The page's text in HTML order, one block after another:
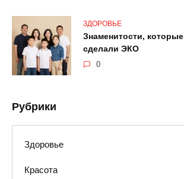
ЗДОРОВЬЕ
Знаменитости, которые
сделали ЭКО
0
Рубрики
Здоровье
Красота